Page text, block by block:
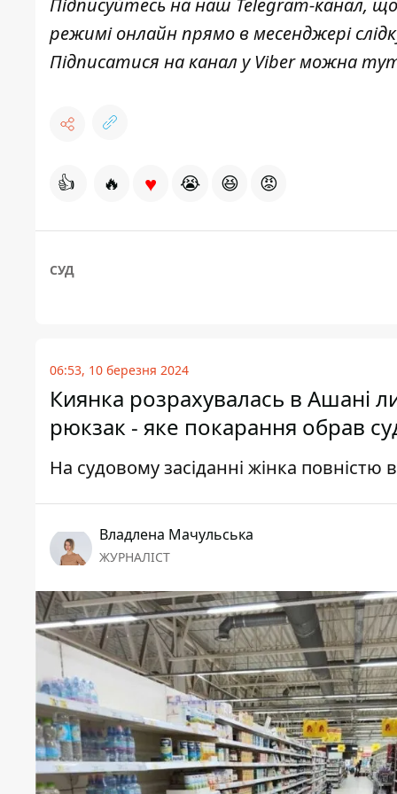
Підписуйтесь на наш Telegram-канал,
режимі онлайн прямо в месенджері
Підписатися на канал у Viber можна
👍 🔥 ♥ 😭 😆 😡
СУД
06:53, 10 березня 2024
Киянка розрахувалась в Ашані
рюкзак - яке покарання обрав
На судовому засіданні жінка
Владлена Мачульська
ЖУРНАЛІСТ